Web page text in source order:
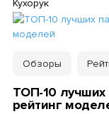
Обзоры
ТОП-10
рейтинг